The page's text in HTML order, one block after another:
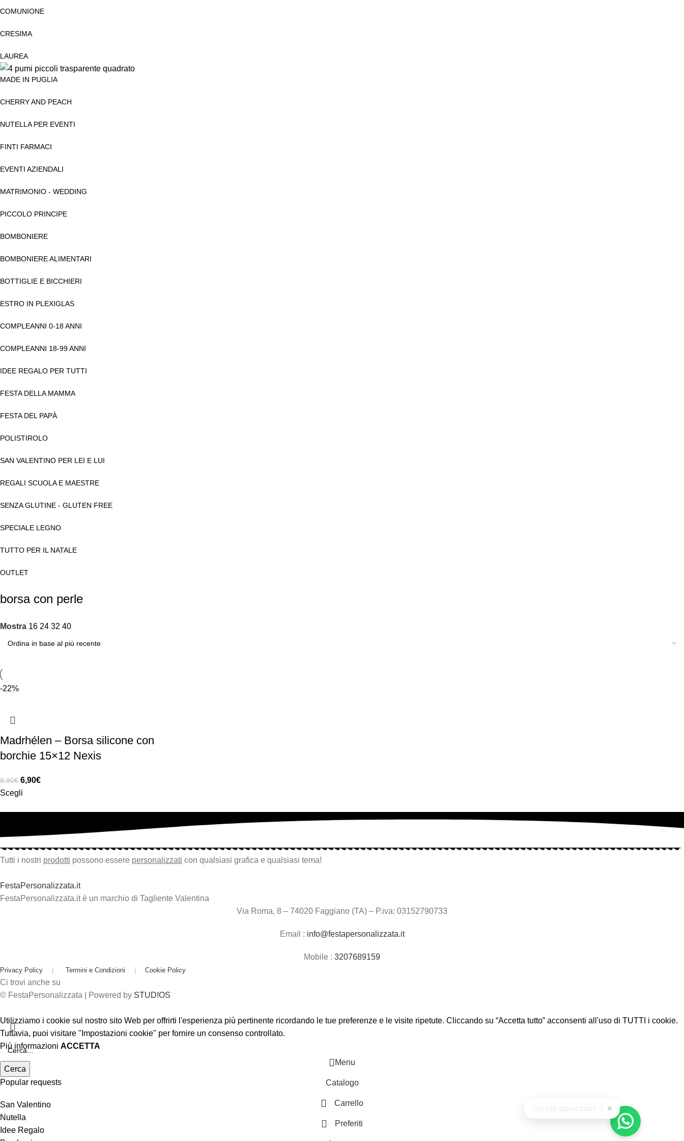
COMUNIONE
CRESIMA
LAUREA
MADE IN PUGLIA
CHERRY AND PEACH
NUTELLA PER EVENTI
FINTI FARMACI
EVENTI AZIENDALI
MATRIMONIO - WEDDING
PICCOLO PRINCIPE
BOMBONIERE
BOMBONIERE ALIMENTARI
BOTTIGLIE E BICCHIERI
ESTRO IN PLEXIGLAS
COMPLEANNI 0-18 ANNI
COMPLEANNI 18-99 ANNI
IDEE REGALO PER TUTTI
FESTA DELLA MAMMA
FESTA DEL PAPÀ
POLISTIROLO
SAN VALENTINO PER LEI E LUI
REGALI SCUOLA E MAESTRE
SENZA GLUTINE - GLUTEN FREE
SPECIALE LEGNO
TUTTO PER IL NATALE
OUTLET
borsa con perle
Mostra 16 24 32 40
-22%
Madrhélen – Borsa silicone con
borchie 15×12 Nexis
8,90€ 6,90€
Scegli
Tutti i nostri prodotti possono essere personalizzati con qualsiasi grafica e qualsiasi tema!
FestaPersonalizzata.it
FestaPersonalizzata.it è un marchio di Tagliente Valentina
Via Roma, 8 – 74020 Faggiano (TA) – P.iva: 03152790733
Email : info@festapersonalizzata.it
Mobile : 3207689159
Privacy Policy | Termini e Condizioni | Cookie Policy
Ci trovi anche su
© FestaPersonalizzata | Powered by STUD!OS
Cerca
Popular requests
San Valentino
Nutella
Idee Regalo
Utilizziamo i cookie sul nostro sito Web per offrirti l'esperienza più pertinente ricordando le tue preferenze e le visite ripetute. Cliccando su “Accetta tutto” acconsenti all'uso di TUTTI i cookie.
Tuttavia, puoi visitare "Impostazioni cookie" per fornire un consenso controllato.
Più informazioni ACCETTA
×
Menu
Catalogo
Carrello
Preferiti